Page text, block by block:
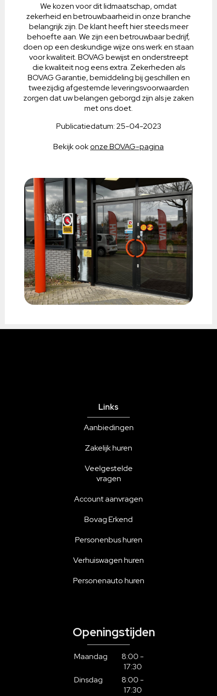
We kozen voor dit lidmaatschap, omdat
zekerheid en betrouwbaarheid in onze branche
belangrijk zijn. De klant heeft hier steeds meer
behoefte aan. We zijn een betrouwbaar bedrijf,
doen op een deskundige wijze ons werk en staan
voor kwaliteit. BOVAG bewijst en onderstreept
die kwaliteit nog eens extra. Zekerheden als
BOVAG Garantie, bemiddeling bij geschillen en
tweezijdig afgestemde leveringsvoorwaarden
zorgen dat uw belangen geborgd zijn als je zaken
met ons doet.
Publicatiedatum: 25-04-2023
Bekijk ookonze BOVAG-pagina
Links
Aanbiedingen
Zakelijk huren
Veelgestelde
vragen
Account aanvragen
Bovag Erkend
Personenbus huren
Verhuiswagen huren
Personenauto huren
Openingstijden
Maandag
8:00 -
17:30
Dinsdag
8:00 -
17:30